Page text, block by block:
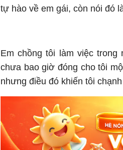
tự hào về em gái, còn nói đó
Em chồng tôi làm việc
chưa bao giờ đóng cho tôi
nhưng điều đó khiến tôi